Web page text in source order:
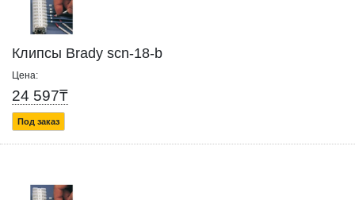
Клипсы Brady scn-18-b
Цена:
24 597₸
Под заказ